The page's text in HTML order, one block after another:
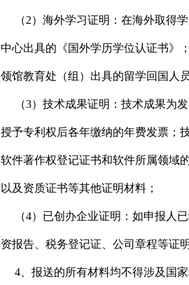
（2）海外学习证明：在海外取得
中心出具的《国外学历学位认证书》
领馆教育处（组）出具的留学回国人
（3）技术成果证明：技术成果为
授予专利权后各年缴纳的年费发票；
软件著作权登记证书和软件所属领域
以及资质证书等其他证明材料；
（4）已创办企业证明：如申报人
资报告、税务登记证、公司章程等证
4 、报送的所有材料均不得涉及国